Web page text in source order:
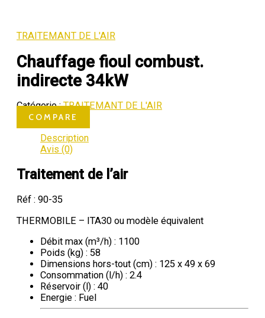
TRAITEMANT DE L'AIR
Chauffage fioul combust.
indirecte 34kW
Catégorie :TRAITEMANT DE L'AIR
COMPARE
Description
Avis (0)
Traitement de l’air
Réf : 90-35
THERMOBILE – ITA30 ou modèle équivalent
Débit max (m³/h) : 1100
Poids (kg) : 58
Dimensions hors-tout (cm) : 125 x 49 x 69
Consommation (l/h) : 2.4
Réservoir (l) : 40
Energie : Fuel